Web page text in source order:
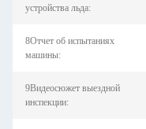
устройства льда:
8Отчет об испытаниях
машины:
9Видеосюжет выездной
инспекции: